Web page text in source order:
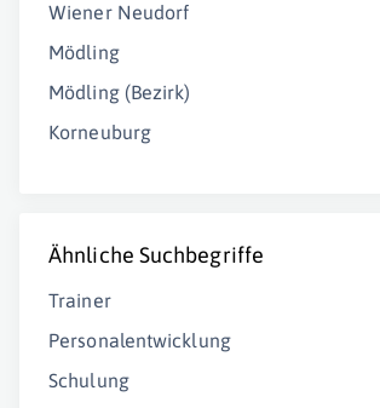
Wiener Neudorf
Mödling
Mödling (Bezirk)
Korneuburg
Ähnliche Suchbegriffe
Trainer
Personalentwicklung
Schulung